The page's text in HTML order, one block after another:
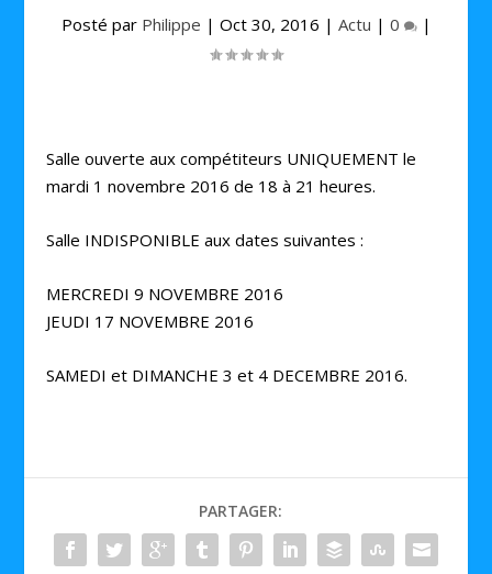
Posté par Philippe | Oct 30, 2016 | Actu | 0 |
Salle ouverte aux compétiteurs UNIQUEMENT le
mardi 1 novembre 2016 de 18 à 21 heures.
Salle INDISPONIBLE aux dates suivantes :
MERCREDI 9 NOVEMBRE 2016
JEUDI 17 NOVEMBRE 2016
SAMEDI et DIMANCHE 3 et 4 DECEMBRE 2016.
PARTAGER: